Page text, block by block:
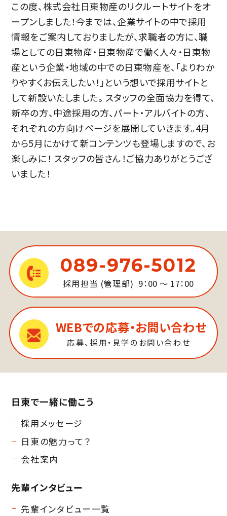
この度、株式会社日東物産のリクルートサイトをオ
ープンしました！今までは、企業サイトの中で採用
情報をご案内しておりましたが、求職者の方に、職
場としての日東物産・日東物産で働く人々・日東物
産という企業・地域の中での日東物産を、「よりわか
りやすくお伝えしたい！」という想いで採用サイトと
して新設いたしました。 スタッフの全面協力を得て、
新卒の方、中途採用の方、パート・アルバイトの方、
それぞれの方向けページを展開していきます。4月
から5月にかけて新コンテンツも登場しますので、お
楽しみに！ スタッフの皆さん！ご協力ありがとうござ
いました！
089-976-5012
採用担当 (管理部) 9：00 ～ 17：00
WEBでの応募・お問い合わせ
応募、採用・見学のお問い合わせ
日東で一緒に働こう
採用メッセージ
日東の魅力って？
会社案内
先輩インタビュー
先輩インタビュー一覧